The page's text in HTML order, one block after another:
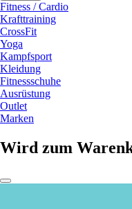
Fitness / Cardio
Krafttraining
CrossFit
Yoga
Kampfsport
Kleidung
Fitnessschuhe
Ausrüstung
Outlet
Marken
Wird zum